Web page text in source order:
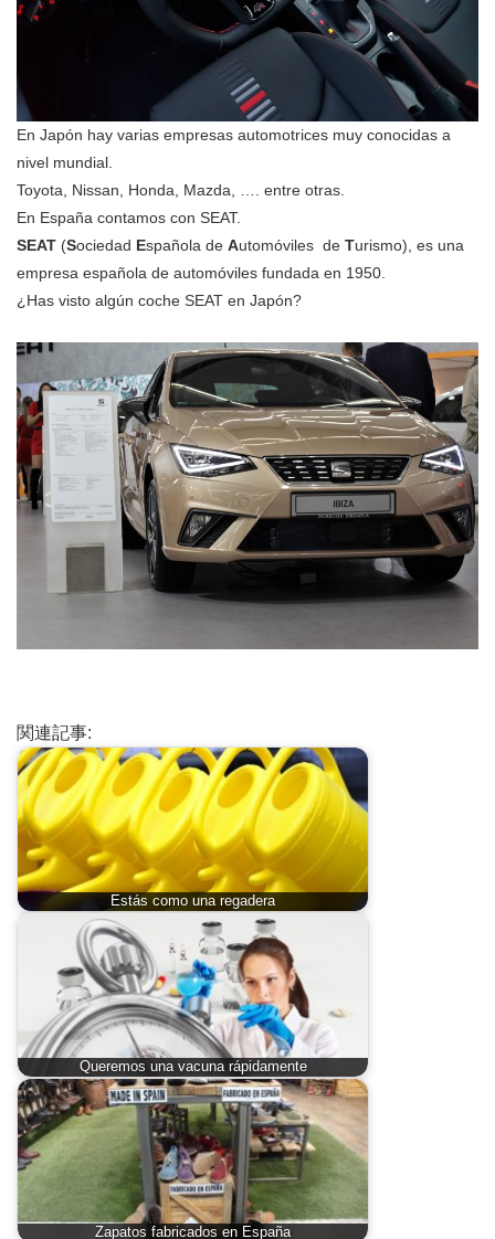
En Japón hay varias empresas automotrices muy conocidas a
nivel mundial.
Toyota, Nissan, Honda, Mazda, …. entre otras.
En España contamos con SEAT.
SEAT (Sociedad Española de Automóviles de Turismo), es una
empresa española de automóviles fundada en 1950.
¿Has visto algún coche SEAT en Japón?
関連記事:
Estás como una regadera
Queremos una vacuna rápidamente
Zapatos fabricados en España